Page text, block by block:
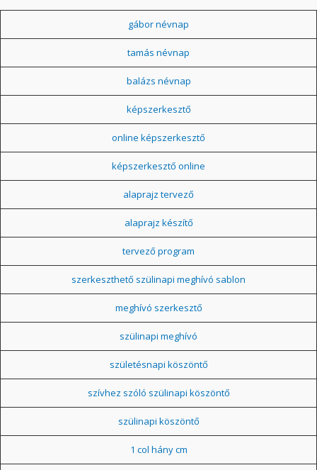
gábor névnap
tamás névnap
balázs névnap
képszerkesztő
online képszerkesztő
képszerkesztő online
alaprajz tervező
alaprajz készítő
tervező program
szerkeszthető szülinapi meghívó sablon
meghívó szerkesztő
szülinapi meghívó
születésnapi köszöntő
szívhez szóló szülinapi köszöntő
szülinapi köszöntő
1 col hány cm